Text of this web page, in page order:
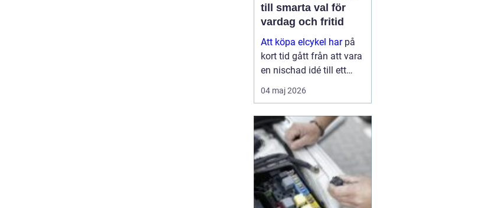
till smarta val för
vardag och fritid
Att köpa elcykel harpå
kort tid gått från att vara
en nischad idé till ett
självklart alternativ för
pendling och
ersätter elcykeln både bil
och kollektivtrafik
under...
04 maj 2026